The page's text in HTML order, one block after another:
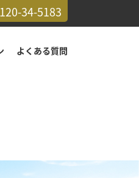
34-5183
よくある質問